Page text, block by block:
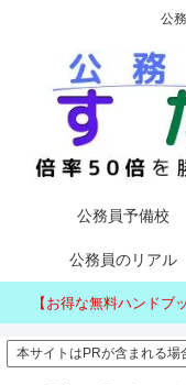
公
公務員予備校
公務員のリアル
【お得な無料ハンドブ
本サイトはPRが含まれる場